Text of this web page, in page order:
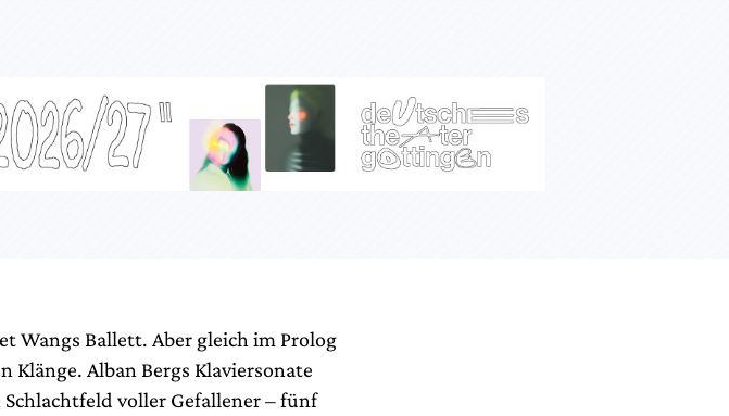
Wangs Ballett. Aber gleich im Prolog
Klänge. Alban Bergs Klaviersonate
voller Gefallener – fünf